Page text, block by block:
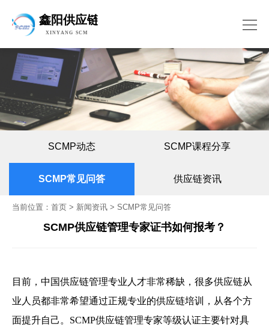
SCMP动态 SCMP课程分享
SCMP常见问答 供应链资讯
当前位置： 首页 > 新闻资讯 > SCMP常见问答
SCMP供应链管理专家证书如何报考？
目前，中国供应链管理专业人才非常稀缺，很多供应链从
业人员都非常希望通过正规专业的供应链培训，从各个方
面提升自己。 SCMP供应链管理专家等级认证主要针对具